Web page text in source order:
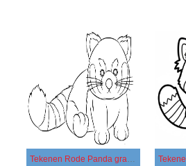
Tekenen Rode Panda gratis basis